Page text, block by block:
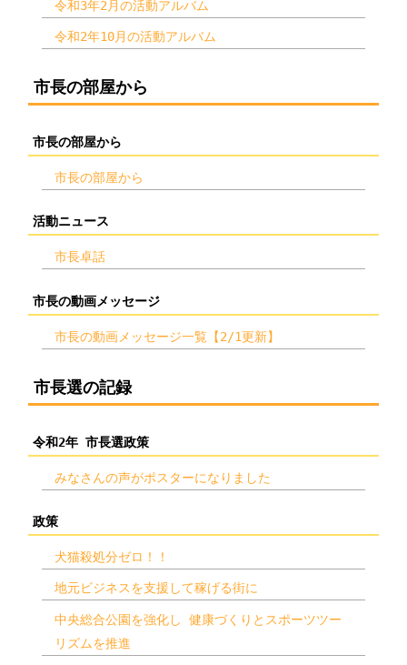
令和3年2月の活動アルバム
令和2年10月の活動アルバム
市長の部屋から
市長の部屋から
市長の部屋から
活動ニュース
市長卓話
市長の動画メッセージ
市長の動画メッセージ一覧【2/1更新】
市長選の記録
令和2年 市長選政策
みなさんの声がポスターになりました
政策
犬猫殺処分ゼロ！！
地元ビジネスを支援して稼げる街に
中央総合公園を強化し 健康づくりとスポーツツー
リズムを推進